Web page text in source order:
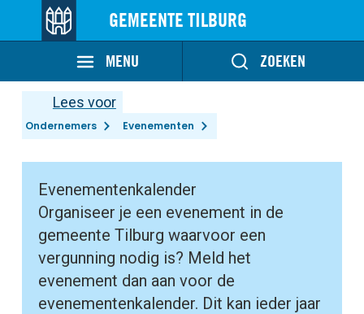
GEMEENTE TILBURG
MENU ZOEKEN
Ondernemers Evenementen
Lees voor
Evenementenkalender
Organiseer je een evenement in de
gemeente Tilburg waarvoor een
vergunning nodig is? Meld het
evenement dan aan voor de
evenementenkalender. Dit kan ieder jaar